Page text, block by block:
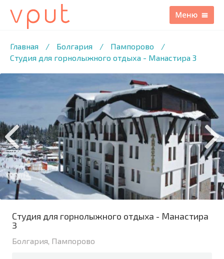
Главная / Болгария / Пампорово
/
Студия для горнолыжного отдыха - Манастира 3
/5 ФОТО
Студия для горнолыжного отдыха - Манастира
3
Болгария, Пампорово